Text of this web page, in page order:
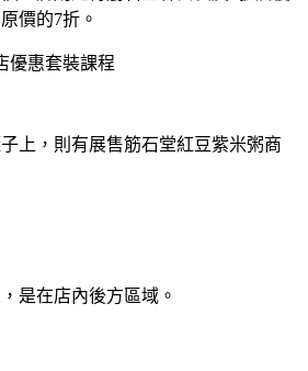
價的7折。
上，則有展售筋石堂紅豆紫米粥商
是在店內後方區域。